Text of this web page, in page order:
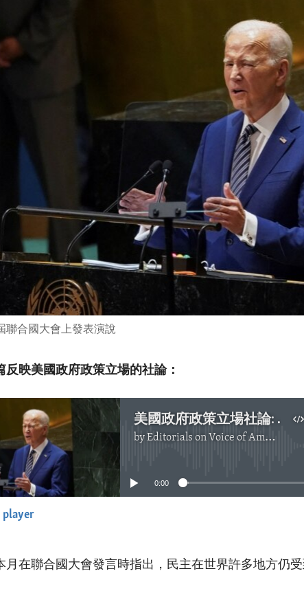
聯合國大會上發表演說
反映美國政府政策立場的社論：
美國政府政策立場社論: 在全球各地推動民主原則
byEditorials on Voice of America
No media source currently available
0:00
player
月在聯合國大會發言時指出，民主在世界許多地方仍受